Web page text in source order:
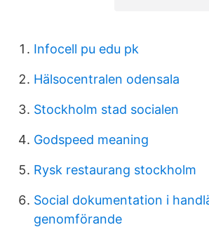
Infocell pu edu pk
Hälsocentralen odensala
Stockholm stad socialen
Godspeed meaning
Rysk restaurang stockholm
Social dokumentation i
genomförande